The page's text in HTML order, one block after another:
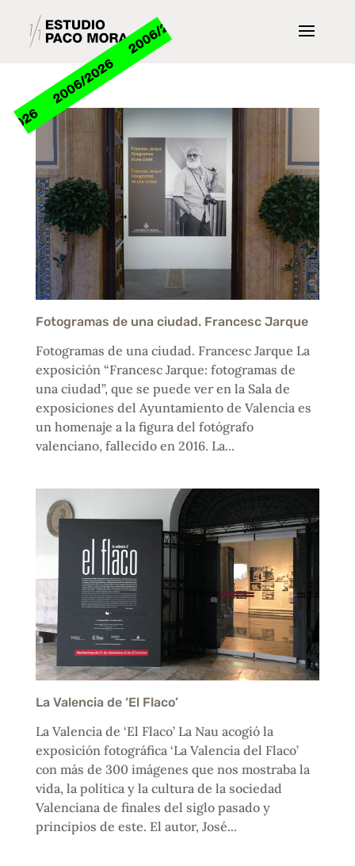
Fotogramas de una ciudad. Francesc Jarque
Fotogramas de una ciudad. Francesc Jarque La
exposición “Francesc Jarque: fotogramas de
una ciudad”, que se puede ver en la Sala de
exposiciones del Ayuntamiento de Valencia es
un homenaje a la figura del fotógrafo
valenciano, fallecido en 2016. La...
La Valencia de ‘El Flaco’
La Valencia de ‘El Flaco’ La Nau acogió la
exposición fotográfica ‘La Valencia del Flaco’
con más de 300 imágenes que nos mostraba la
vida, la política y la cultura de la sociedad
Valenciana de finales del siglo pasado y
principios de este. El autor, José...